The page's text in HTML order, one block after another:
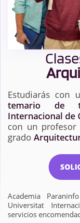
Estudiarás con
temario de
Internacional de
con un
grado
Academia
Universitat
servicios